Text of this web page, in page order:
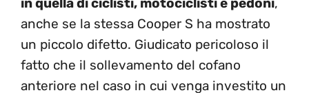
anche se la stessa Cooper S ha mostrato
un piccolo difetto. Giudicato pericoloso il
fatto che il sollevamento del cofano
anteriore nel caso in cui venga investito un